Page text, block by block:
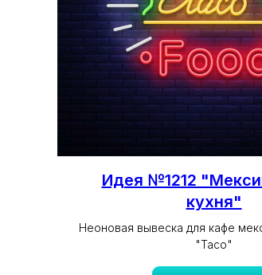
Идея №1212
кухня"
Неоновая вывеска для кафе
"Taco"